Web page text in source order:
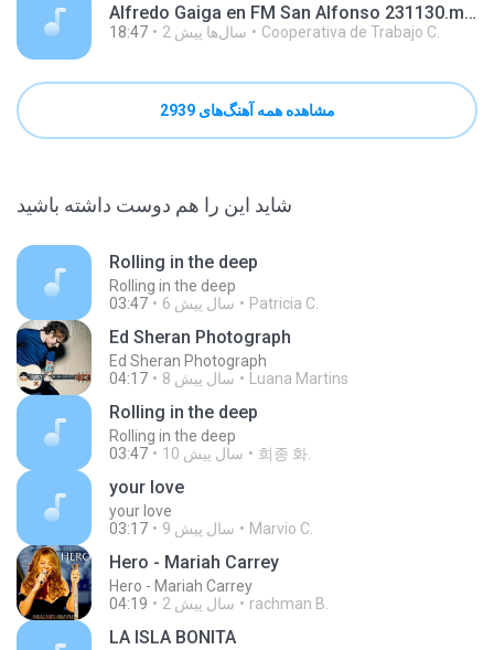
Alfredo Gaiga en FM San Alfonso 231130.mp3
18:47 2 سال‌ها پیش Cooperativa de Trabajo C.
مشاهده همه آهنگ‌های 2939
شاید این را هم دوست داشته باشید
Rolling in the deep
Rolling in the deep
03:47
6 سال پیش Patricia C.
Ed Sheran Photograph
Ed Sheran Photograph
04:17
8 سال پیش Luana Martins
Rolling in the deep
Rolling in the deep
03:47
10 سال پیش 희종 화.
your love
your love
03:17
9 سال پیش Marvio C.
Hero - Mariah Carrey
Hero - Mariah Carrey
04:19
2 سال پیش rachman B.
LA ISLA BONITA